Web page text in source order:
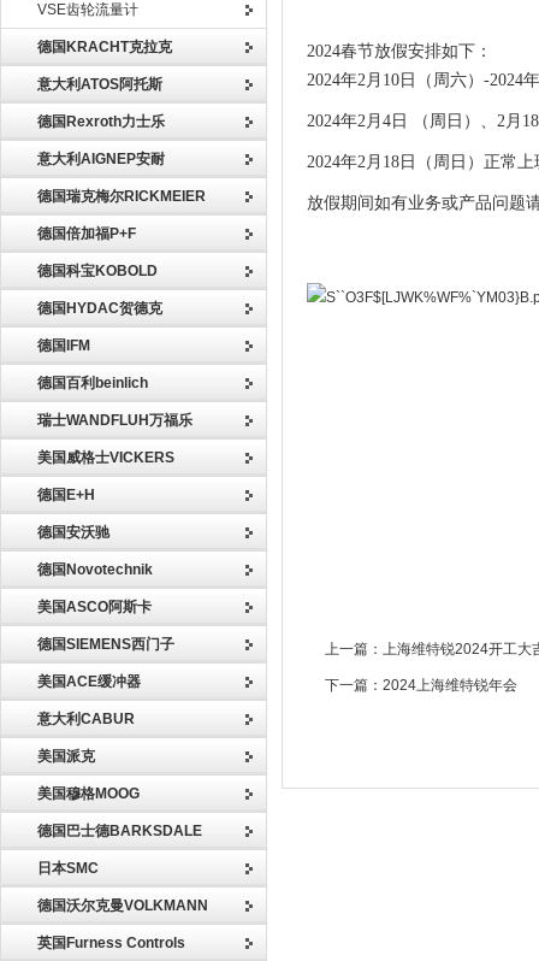
VSE齿轮流量计
德国KRACHT克拉克
意大利ATOS阿托斯
德国Rexroth力士乐
意大利AIGNEP安耐
德国瑞克梅尔RICKMEIER
德国倍加福P+F
德国科宝KOBOLD
德国HYDAC贺德克
德国IFM
德国百利beinlich
瑞士WANDFLUH万福乐
美国威格士VICKERS
德国E+H
德国安沃驰
德国Novotechnik
美国ASCO阿斯卡
德国SIEMENS西门子
美国ACE缓冲器
意大利CABUR
美国派克
美国穆格MOOG
德国巴士德BARKSDALE
日本SMC
德国沃尔克曼VOLKMANN
英国Furness Controls
2024春节放假安排如下：
2024年2月10日（周六）-2024
2024年2月4日 （周日）、2月
2024年2月18日（周日）正常上
放假期间如有业务或产品问题
上一篇： 上海维特锐2024开工大
下一篇： 2024上海维特锐年会